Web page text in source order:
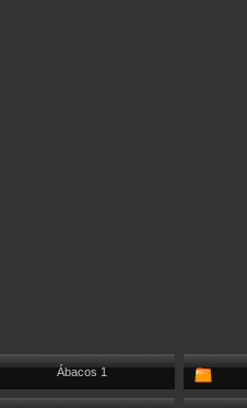
Ábacos 1